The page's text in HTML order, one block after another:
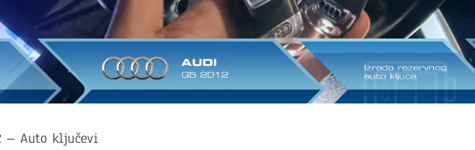
– Auto ključevi